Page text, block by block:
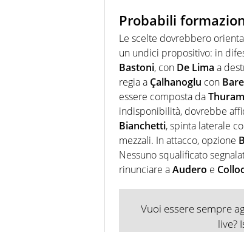
Probabili
Le scelte dovrebbero
un undici propositivo: in
Bastoni, con De Lima a
regia a Çalhanoglu con
essere composta daThuram
indisponibilità, dovrebbe
Bianchetti, spinta laterale
mezzali. In attacco, opzione
Nessuno squalificato
rinunciare aAudero e
Vuoi essere sempre
live?